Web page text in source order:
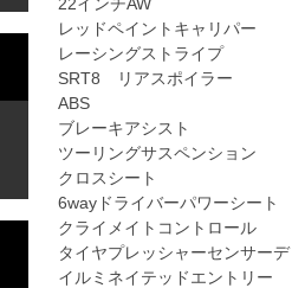
レッドペイントキャリパー
レーシングストライプ
SRT8 リアスポイラー
ABS
ブレーキアシスト
ツーリングサスペンション
クロスシート
6wayドライバーパワーシート
クライメイトコントロール
タイヤプレッシャーセンサー
イルミネイテッドエントリー